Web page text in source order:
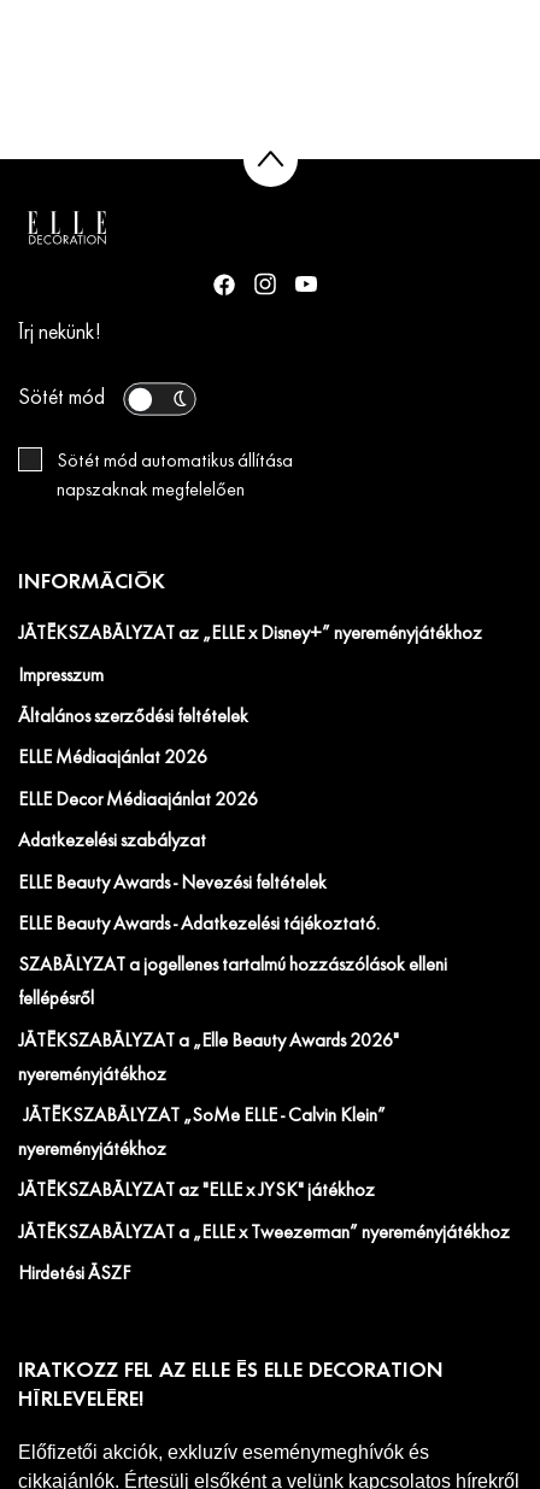
Írj nekünk!
Sötét mód
Sötét mód automatikus állítása
napszaknak megfelelően
INFORMÁCIÓK
JÁTÉKSZABÁLYZAT az „ELLE x Disney+” nyereményjátékhoz
Impresszum
Általános szerződési feltételek
ELLE Médiaajánlat 2026
ELLE Decor Médiaajánlat 2026
Adatkezelési szabályzat
ELLE Beauty Awards - Nevezési feltételek
ELLE Beauty Awards - Adatkezelési tájékoztató.
SZABÁLYZAT a jogellenes tartalmú hozzászólások elleni
fellépésről
JÁTÉKSZABÁLYZAT a „Elle Beauty Awards 2026"
nyereményjátékhoz
JÁTÉKSZABÁLYZAT „SoMe ELLE - Calvin Klein”
nyereményjátékhoz
JÁTÉKSZABÁLYZAT az "ELLE x JYSK" játékhoz
JÁTÉKSZABÁLYZAT a „ELLE x Tweezerman” nyereményjátékhoz
Hirdetési ÁSZF
IRATKOZZ FEL AZ ELLE ÉS ELLE DECORATION
HÍRLEVELÉRE!
Előfizetői akciók, exkluzív eseménymeghívók és
cikkajánlók. Értesülj elsőként a velünk kapcsolatos hírekről